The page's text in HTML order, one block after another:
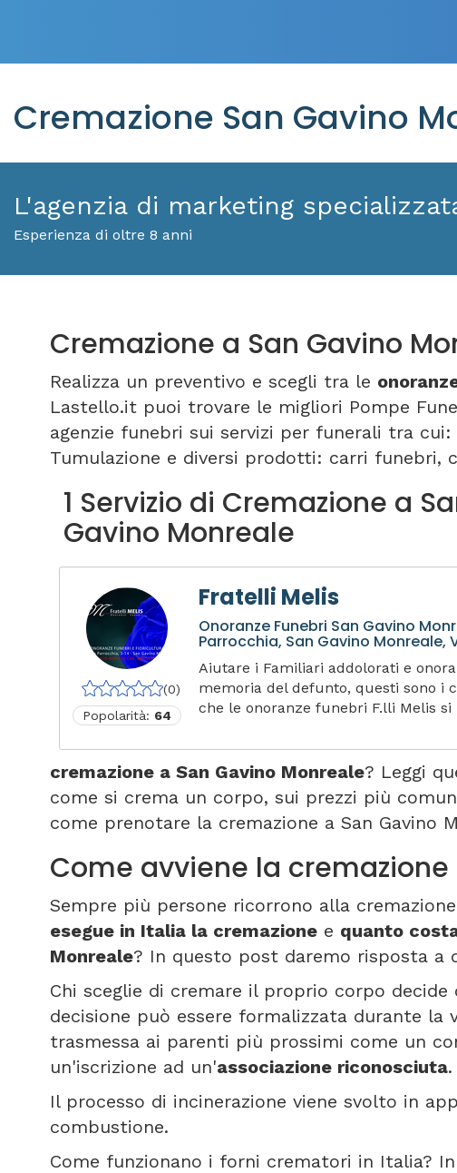
Cremazione San Gavino
L'agenzia di marketing
Esperienza di oltre 8 anni
Cremazione a San Gavino
Realizza un preventivo e scegli tra le
Lastello.it puoi trovare le migliori Pompe
agenzie funebri sui servizi per funerali tra cui:
Tumulazione e diversi prodotti: carri funebri,
1 Servizio di Cremazione a
Gavino Monreale
(0)
Popolarità: 64
Fratelli Melis
Onoranze Funebri San Gavino
Parrocchia, San Gavino Monreale,
Aiutare i Familiari addolorati e
memoria del defunto, questi sono i
che le onoranze funebri F.lli Melis si
cremazione a San Gavino Monreale? Leggi
come si crema un corpo, sui prezzi più
come prenotare la cremazione a San Gavino
Come avviene la cremazione
Sempre più persone ricorrono alla
esegue in Italia la cremazione e quanto
Monreale? In questo post daremo risposta a
Chi sceglie di cremare il proprio corpo
decisione può essere formalizzata durante la
trasmessa ai parenti più prossimi come un
un'iscrizione ad un'associazione riconosciuta.
Il processo di incinerazione viene svolto in
combustione.
Come funzionano i forni crematori in Italia?